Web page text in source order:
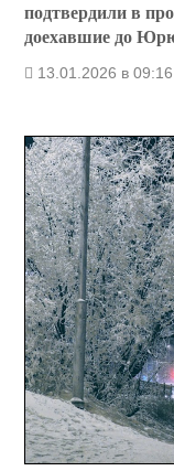
подтвердили в
доехавшие до
13.01.2026 в 09:16